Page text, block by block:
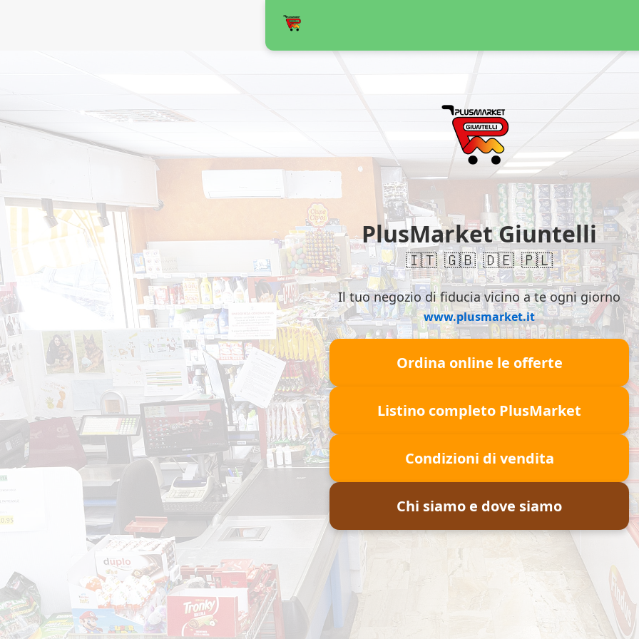
PlusMarket Giuntelli
🇮🇹 🇬🇧 🇩🇪 🇵🇱
Il tuo negozio di fiducia vicino a te ogni giorno
www.plusmarket.it
Ordina online le offerte
Listino completo PlusMarket
Condizioni di vendita
Chi siamo e dove siamo